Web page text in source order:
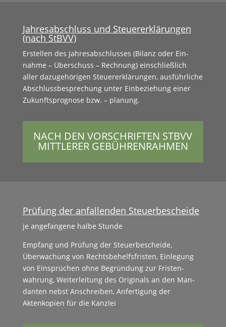
Jahresabschluss und Steuererklärungen
(nach StBVV)
Erstellen des Jahresab­schlusses (Bilanz oder Ein­
nahme – Über­schuss – Rech­nung) ein­schließlich
aller dazuge­höri­gen Steuer­erk­lärun­gen, aus­führliche
Abschluss­be­sprechung unter Ein­beziehung ein­er
Zukun­ft­sprog­nose bzw. – planung.
NACH DEN VORSCHRIFTEN STBVV
MITTLERER GEBÜHRENRAHMEN
Prüfung der anfallenden Steuerbescheide
je ange­fan­gene halbe Stunde
Emp­fang und Prü­fung der Steuerbeschei­de,
Überwachung von Rechts­be­helfs­fris­ten, Ein­le­gung
von Ein­sprüchen ohne Begrün­dung zur Fris­ten­
wahrung, Weit­er­leitung des Orig­i­nals an den Man­
dan­ten neb­st Anschreiben, Anfer­ti­gung der
Aktenkopi­en für die Kanzlei